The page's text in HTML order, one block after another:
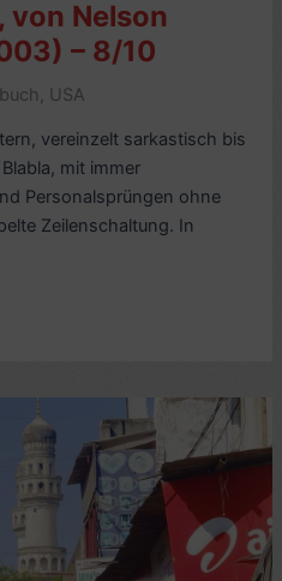
von Nelson
– 8/10
USA
vereinzelt sarkastisch bis
mit immer
Personalsprüngen ohne
Zeilenschaltung. In